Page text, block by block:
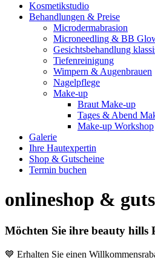
Kosmetikstudio
Behandlungen & Preise
Microdermabrasion
Microneedling & BB
Gesichtsbehandlung
Tiefenreinigung
Wimpern & Augenbrauen
Nagelpflege
Make-up
Braut Make-up
Tages & Abend
Make-up Workshop
Galerie
Ihre Hautexpertin
Shop & Gutscheine
Termin buchen
onlineshop &
Möchten Sie ihre beauty hills
💙 Erhalten Sie einen